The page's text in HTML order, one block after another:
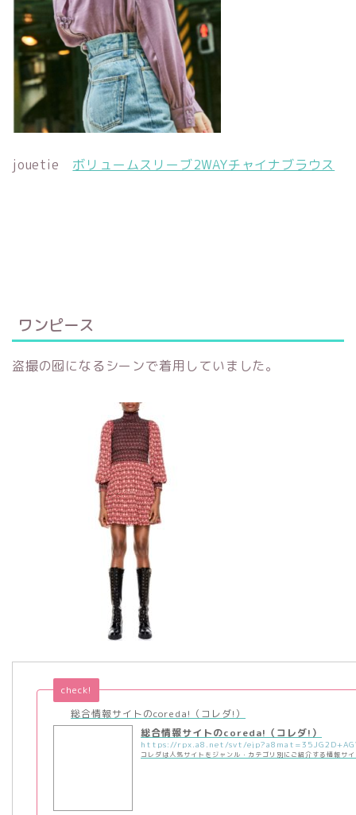
jouetie ボリュームスリーブ2WAYチャイナブラウス
ワンピース
盗撮の囮になるシーンで着用していました。
総合情報サイトのcoreda!（コレダ!）
check!
総合情報サイトのcoreda!（コレダ!）
コレダは人気サイトをジャンル・カテゴリ別にご紹介する情報サ